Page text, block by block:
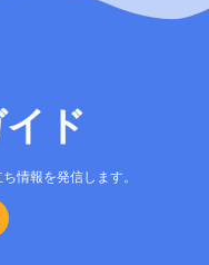
ド
情報を発信します。